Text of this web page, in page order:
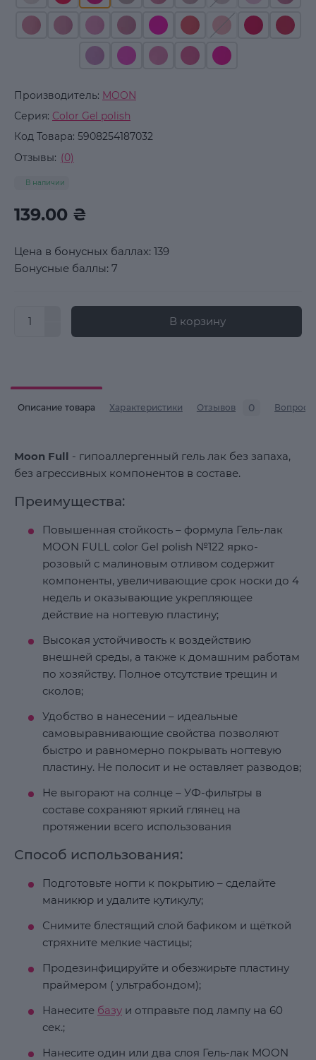
Производитель: MOON
Серия: Color Gel polish
Код Товара: 5908254187032
Отзывы: (0)
В наличии
139.00 ₴
Цена в бонусных баллах: 139
Бонусные баллы: 7
В корзину
Описание товара Характеристики Отзывов 0 Вопросы
Moon Full - гипоаллергенный гель лак без запаха,
без агрессивных компонентов в составе.
Преимущества:
Повышенная стойкость – формула Гель-лак
MOON FULL color Gel polish №122 ярко-
розовый с малиновым отливом содержит
компоненты, увеличивающие срок носки до 4
недель и оказывающие укрепляющее
действие на ногтевую пластину;
Высокая устойчивость к воздействию
внешней среды, а также к домашним работам
по хозяйству. Полное отсутствие трещин и
сколов;
Удобство в нанесении – идеальные
самовыравнивающие свойства позволяют
быстро и равномерно покрывать ногтевую
пластину. Не полосит и не оставляет разводов;
Не выгорают на солнце – УФ-фильтры в
составе сохраняют яркий глянец на
протяжении всего использования
Способ использования:
Подготовьте ногти к покрытию – сделайте
маникюр и удалите кутикулу;
Снимите блестящий слой бафиком и щёткой
стряхните мелкие частицы;
Продезинфицируйте и обезжирьте пластину
праймером ( ультрабондом);
Нанесите базу и отправьте под лампу на 60
сек.;
Нанесите один или два слоя Гель-лак MOON